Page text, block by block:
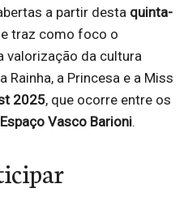
a partir desta quinta-
e traz como foco o
valorização da cultura
Rainha, a Princesa e a Miss
2025, que ocorre entre os
Espaço Vasco Barioni.